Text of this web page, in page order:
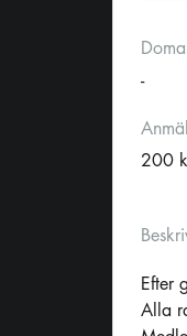
-
200
Efter
Alla